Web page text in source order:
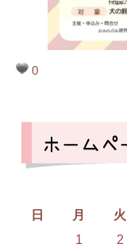
0
日
月 火
1
2